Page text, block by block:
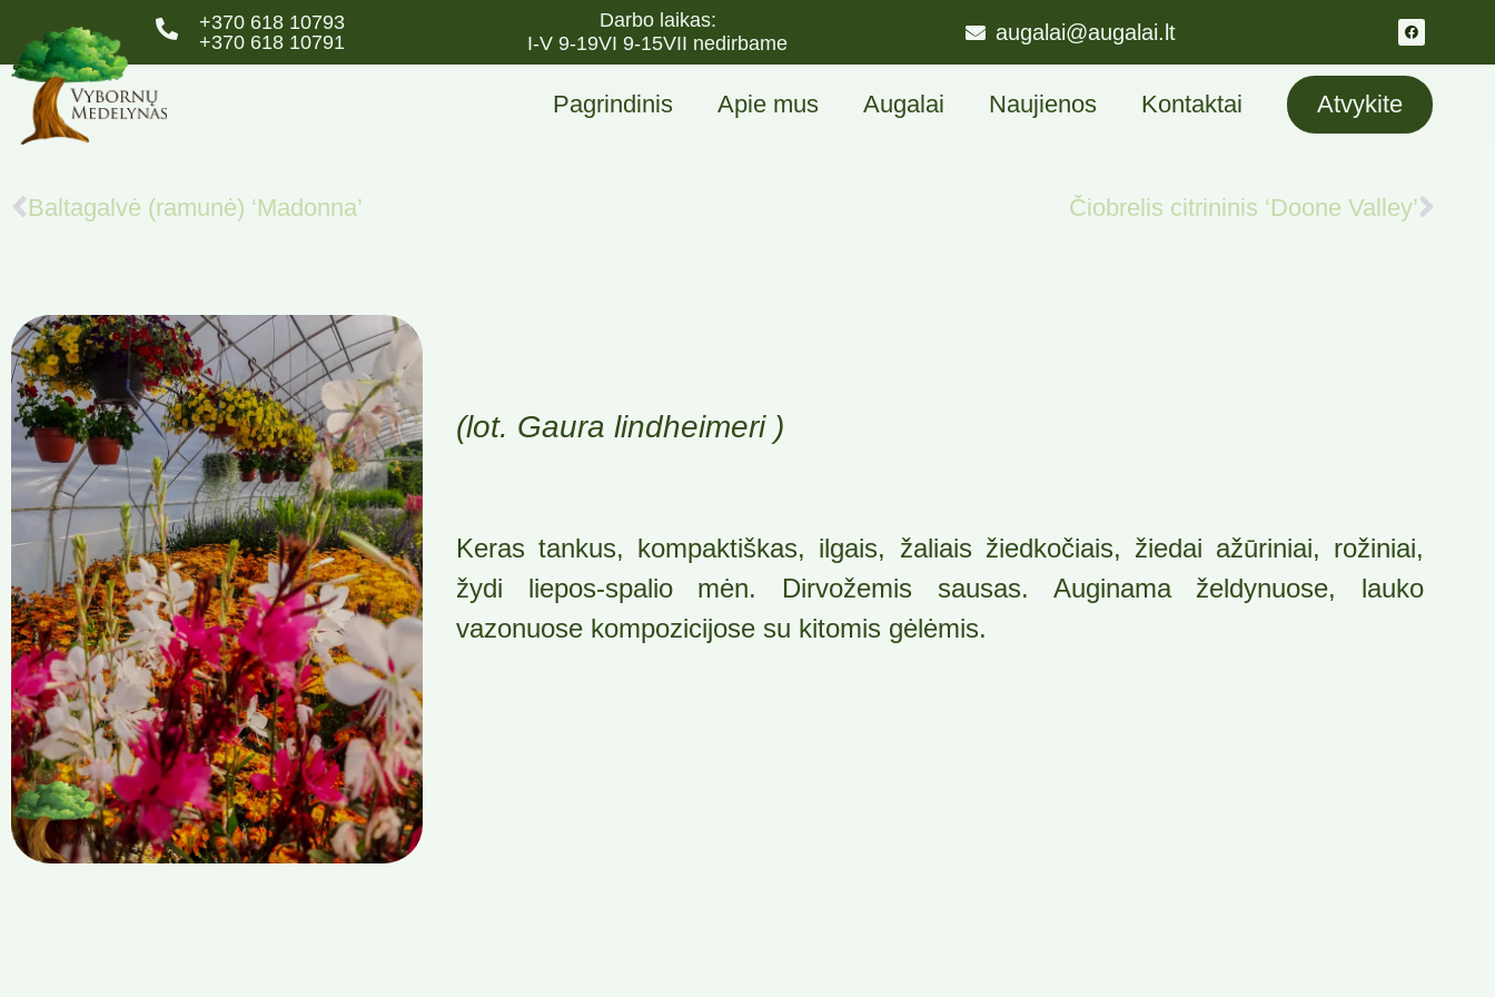
+370 618 10793
+370 618 10791
Darbo laikas:
I-V 9-19VI 9-15VII nedirbame augalai@augalai.lt
Pagrindinis Apie mus Augalai Naujienos Kontaktai Atvykite
Baltagalvė (ramunė) ‘Madonna’ Čiobrelis citrininis ‘Doone Valley’
(lot. Gaura lindheimeri )
Keras tankus, kompaktiškas, ilgais, žaliais žiedkočiais, žiedai ažūriniai, rožiniai,
žydi liepos-spalio mėn. Dirvožemis sausas. Auginama želdynuose, lauko
vazonuose kompozicijose su kitomis gėlėmis.